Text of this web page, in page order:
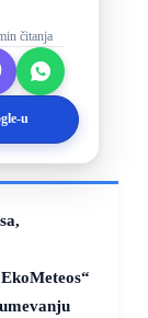
čitanja
u